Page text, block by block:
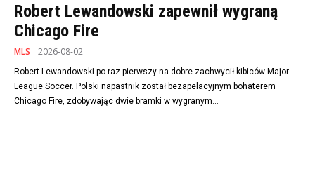
Robert Lewandowski zapewnił wygraną
Chicago Fire
MLS 2026-08-02
Robert Lewandowski po raz pierwszy na dobre zachwycił kibiców Major
League Soccer. Polski napastnik został bezapelacyjnym bohaterem
Chicago Fire, zdobywając dwie bramki w wygranym...